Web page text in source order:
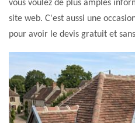
vous voulez de plus amples
site web. C'est aussi une
pour avoir le devis gratuit et